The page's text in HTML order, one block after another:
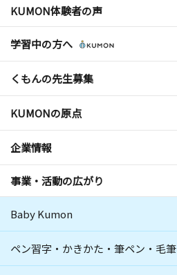
KUMON体験者の声
学習中の方へ
くもんの先生募集
KUMONの原点
企業情報
事業・活動の広がり
Baby Kumon
ペン習字・かきかた・筆ペン・毛筆